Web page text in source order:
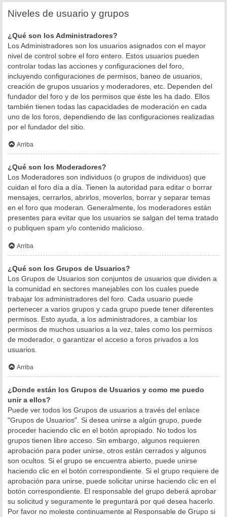
Niveles de usuario y grupos
¿Qué son los Administradores?
Los Administradores son los usuarios asignados con el mayor
nivel de control sobre el foro entero. Estos usuarios pueden
controlar todas las acciones y configuraciones del foro,
incluyendo configuraciones de permisos, baneo de usuarios,
creación de grupos usuarios y moderadores, etc. Dependen del
fundador del foro y de los permisos que éste les ha dado. Ellos
también tienen todas las capacidades de moderación en cada
uno de los foros, dependiendo de las configuraciones realizadas
por el fundador del sitio.
Arriba
¿Qué son los Moderadores?
Los Moderadores son individuos (o grupos de individuos) que
cuidan el foro día a día. Tienen la autoridad para editar o borrar
mensajes, cerrarlos, abrirlos, moverlos, borrar y separar temas
en el foro que moderan. Generalmente, los moderadores están
presentes para evitar que los usuarios se salgan del tema tratado
o publiquen spam y/o contenido malicioso.
Arriba
¿Qué son los Grupos de Usuarios?
Los Grupos de Usuarios son conjuntos de usuarios que dividen a
la comunidad en sectores manejables con los cuales puede
trabajar los administradores del foro. Cada usuario puede
pertenecer a varios grupos y cada grupo puede tener diferentes
permisos. Esto ayuda, a los administradores, a cambiar los
permisos de muchos usuarios a la vez, tales como los permisos
de moderador, o garantizar el acceso a foros privados a los
usuarios.
Arriba
¿Donde están los Grupos de Usuarios y como me puedo
unir a ellos?
Puede ver todos los Grupos de usuarios a través del enlace
"Grupos de Usuarios". Si desea unirse a algún grupo, puede
proceder haciendo clic en el botón apropiado. No todos los
grupos tienen libre acceso. Sin embargo, algunos requieren
aprobación para poder unirse, otros están cerrados y algunos
son ocultos. Si el grupo se encuentra abierto, puede unirse
haciendo clic en el botón correspondiente. Si el grupo requiere de
aprobación para unirse, puede solicitar unirse haciendo clic en el
botón correspondiente. El responsable del grupo deberá aprobar
su solicitud y seguramente le preguntará por qué desea hacerlo.
Por favor no moleste continuamente al Responsable de Grupo si